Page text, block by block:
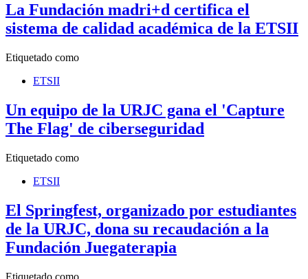
La Fundación madri+d certifica el
sistema de calidad académica de la ETSII
Etiquetado como
ETSII
Un equipo de la URJC gana el 'Capture
The Flag' de ciberseguridad
Etiquetado como
ETSII
El Springfest, organizado por estudiantes
de la URJC, dona su recaudación a la
Fundación Juegaterapia
Etiquetado como